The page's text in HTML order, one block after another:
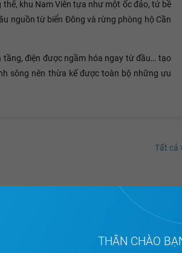
khu Nam Viên tựa như một ốc đảo, tứ bề
nguồn từ biển Đông và rừng phòng hộ Cần
tầng, điện được ngầm hóa ngay từ đầu… tạo
sông nên thừa kế được toàn bộ những ưu
Tất cả
THÂN CHÀO